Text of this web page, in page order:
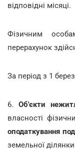
відповідні місяці.
Фізичним
перерахунок
За період з 1
6. Об'єкти
власності
оподаткування
земельної